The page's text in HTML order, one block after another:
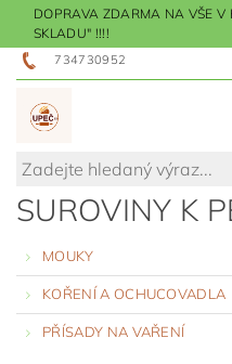
DOPRAVA ZDARMA NA VŠE V
SKLADU" !!!!
734730952
SUROVINY K
MOUKY
KOŘENÍ A OCHUCOVADLA
PŘÍSADY NA VAŘENÍ